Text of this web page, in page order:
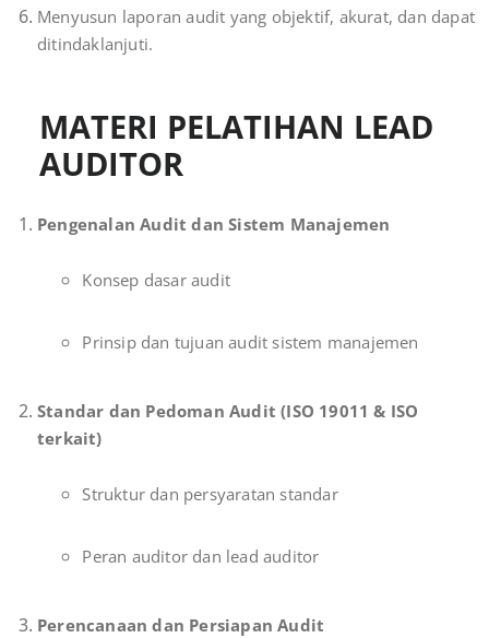
Menyusun laporan audit yang objektif, akurat, dan dapat
ditindaklanjuti.
MATERI PELATIHAN LEAD
AUDITOR
Pengenalan Audit dan Sistem Manajemen
Konsep dasar audit
Prinsip dan tujuan audit sistem manajemen
Standar dan Pedoman Audit (ISO 19011 & ISO
terkait)
Struktur dan persyaratan standar
Peran auditor dan lead auditor
Perencanaan dan Persiapan Audit